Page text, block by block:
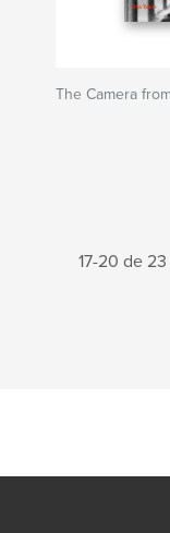
The Camera
17-20 de